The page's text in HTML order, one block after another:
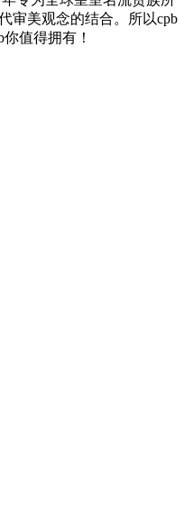
审美观念的结合。所以cpb
值得拥有！